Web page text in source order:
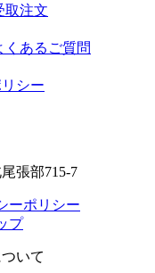
取注文
くあるご質問
シー
張部715-7
ーポリシー
プ
いて